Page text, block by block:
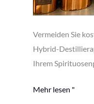
Vermeiden Sie
Hybrid-
Ihrem
Mehr lesen "